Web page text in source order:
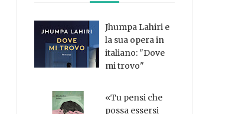
Jhumpa Lahiri e
la sua opera in
italiano: "Dove
mi trovo"
«Tu pensi che
possa essersi